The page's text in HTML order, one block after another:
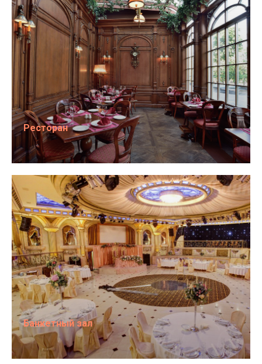
Ресторан
Банкетный зал